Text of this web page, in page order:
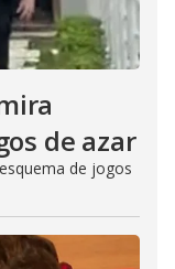
de azar
de jogos